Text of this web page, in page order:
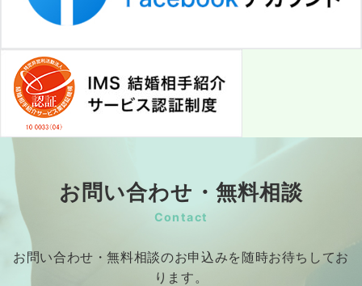
お問い合わせ・無料相談
Contact
お問い合わせ・無料相談のお申込みを随時お待ちしてお
ります。